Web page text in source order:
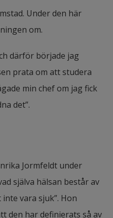
Under den här
om.
därför började jag
prata om att studera
min chef om jag fick
det”.
Jormfeldt under
själva hälsan består av
vara sjuk”. Hon
den har definierats så av